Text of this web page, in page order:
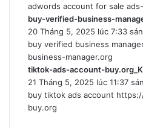
adwords account for sale
buy-verified-business-
20 Tháng 5, 2025 lúc 7:33
buy verified business
business-manager.org
tiktok-ads-account-
21 Tháng 5, 2025 lúc 11:37
buy tiktok ads account
buy.org